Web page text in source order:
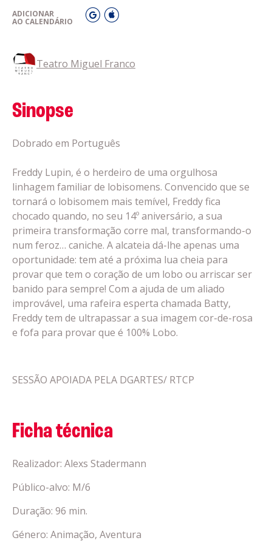
ADICIONAR
AO CALENDÁRIO
Teatro Miguel Franco
Sinopse
Dobrado em Português
Freddy Lupin, é o herdeiro de uma orgulhosa
linhagem familiar de lobisomens. Convencido que se
tornará o lobisomem mais temível, Freddy fica
chocado quando, no seu 14º aniversário, a sua
primeira transformação corre mal, transformando-o
num feroz… caniche. A alcateia dá-lhe apenas uma
oportunidade: tem até a próxima lua cheia para
provar que tem o coração de um lobo ou arriscar ser
banido para sempre! Com a ajuda de um aliado
improvável, uma rafeira esperta chamada Batty,
Freddy tem de ultrapassar a sua imagem cor-de-rosa
e fofa para provar que é 100% Lobo.
SESSÃO APOIADA PELA DGARTES/ RTCP
Ficha técnica
Realizador: Alexs Stadermann
Público-alvo: M/6
Duração: 96 min.
Género: Animação, Aventura